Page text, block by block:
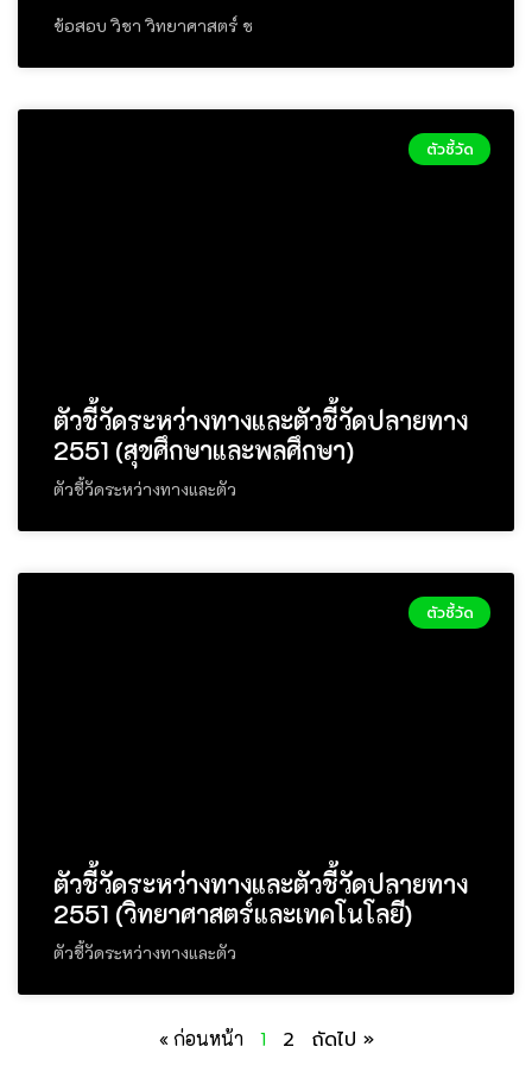
ข้อสอบ วิชา วิทยาศาสตร์ ช
ตัวชี้วัด
ตัวชี้วัดระหว่างทางและตัวชี้วัดปลายทาง
2551 (สุขศึกษาและพลศึกษา)
ตัวชี้วัดระหว่างทางและตัว
ตัวชี้วัด
ตัวชี้วัดระหว่างทางและตัวชี้วัดปลายทาง
2551 (วิทยาศาสตร์และเทคโนโลยี)
ตัวชี้วัดระหว่างทางและตัว
« ก่อนหน้า 1 2 ถัดไป »